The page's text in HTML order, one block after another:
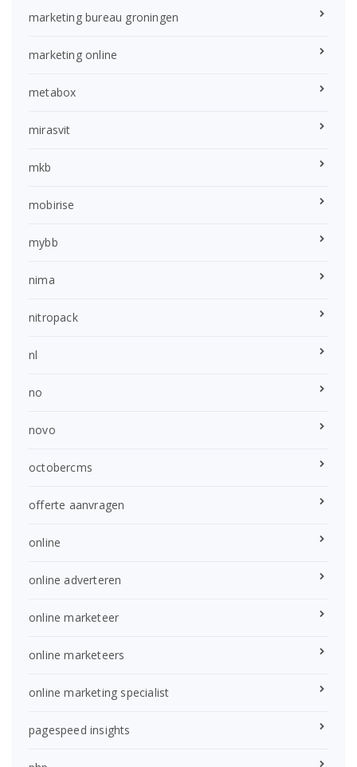
marketing bureau groningen
marketing online
metabox
mirasvit
mkb
mobirise
mybb
nima
nitropack
nl
no
novo
octobercms
offerte aanvragen
online
online adverteren
online marketeer
online marketeers
online marketing specialist
pagespeed insights